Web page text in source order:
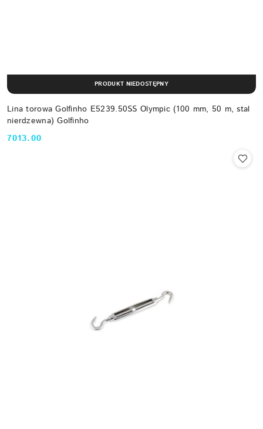
Lina torowa Golfinho E5239.50SS Olympic (100 mm, 50 m, stal
nierdzewna) Golfinho
Cena:
7013.00
PRODUKT NIEDOSTĘPNY